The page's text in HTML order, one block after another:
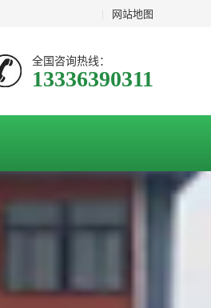
网站地图
全国咨询热线：
13336390311